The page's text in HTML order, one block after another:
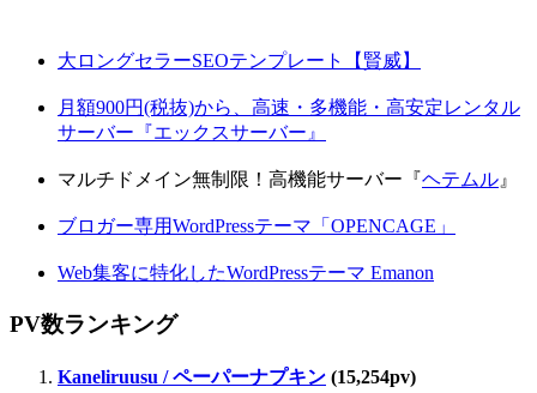
大ロングセラーSEOテンプレート【賢威】
月額900円(税抜)から、高速・多機能・高安定レンタル
サーバー『エックスサーバー』
マルチドメイン無制限！高機能サーバー『ヘテムル 』
ブロガー専用WordPressテーマ「OPENCAGE」
Web集客に特化したWordPressテーマ Emanon
PV数ランキング
Kaneliruusu / ペーパーナプキン (15,254pv)